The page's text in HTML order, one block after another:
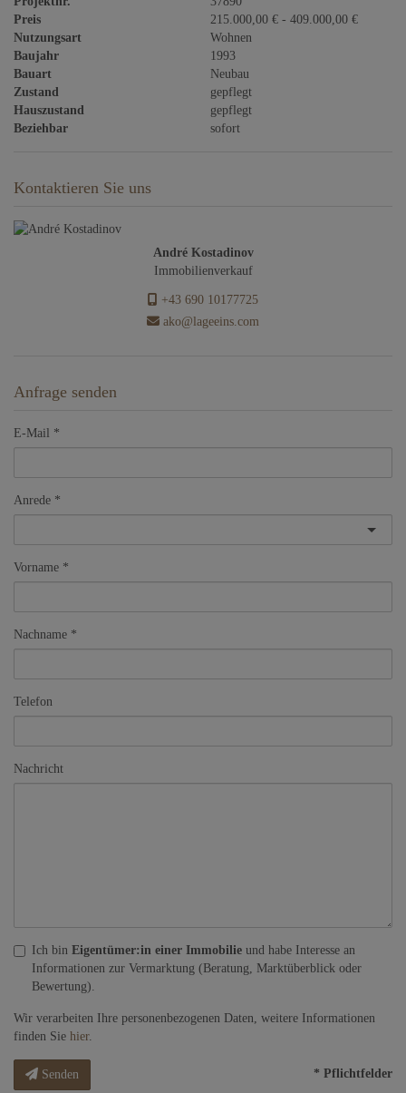
Preis
215.000,00 € - 409.000,00 €
Nutzungsart
Wohnen
Baujahr
1993
Bauart
Neubau
Zustand
gepflegt
Hauszustand
gepflegt
Beziehbar
sofort
Kontaktieren Sie uns
André Kostadinov
Immobilienverkauf
+43 690 10177725
ako@lageeins.com
Anfrage senden
E-Mail
Anrede
Vorname
Nachname
Telefon
Nachricht
Ich bin Eigentümer:in einer Immobilie und habe Interesse an
Informationen zur Vermarktung (Beratung, Marktüberblick oder
Bewertung).
Wir verarbeiten Ihre personenbezogenen Daten, weitere Informationen
finden Sie hier.
Senden * Pflichtfelder